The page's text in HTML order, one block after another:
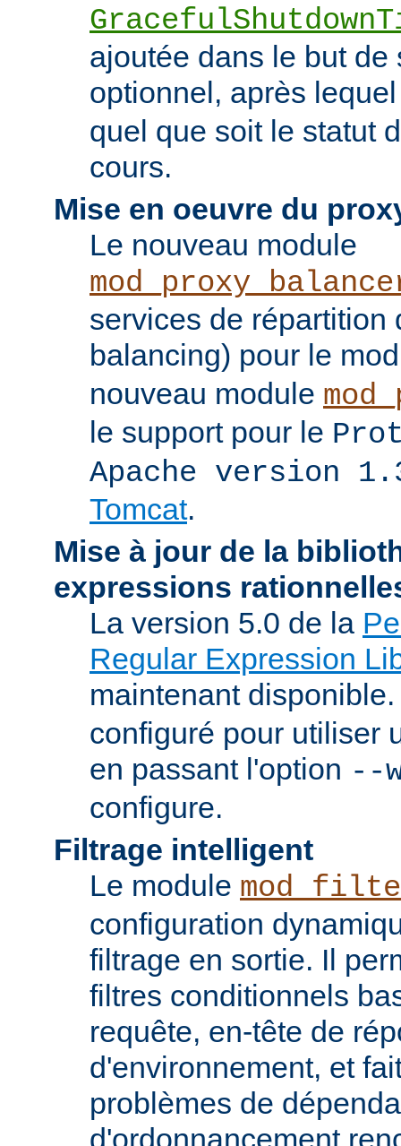
ajoutée dans le but
optionnel, après
quel que soit le statut
cours.
Mise en oeuvre du
Le nouveau module
services de répartition
balancing) pour le
nouveau module
le support pour le
Apache version
Tomcat.
Mise à jour de la
expressions
La version 5.0 de la
Regular Expression
maintenant
configuré pour utiliser
en passant l'option --
configure.
Filtrage intelligent
Le module
configuration
filtrage en sortie. Il
filtres conditionnels
requête, en-tête de
d'environnement, et
problèmes de
d'ordonnancement